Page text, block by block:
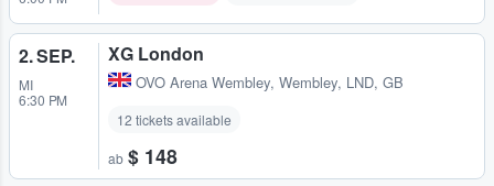
2. SEP.
MI
6:30 PM
XG London
OVO Arena Wembley, Wembley, LND, GB
12 tickets available
ab $ 148